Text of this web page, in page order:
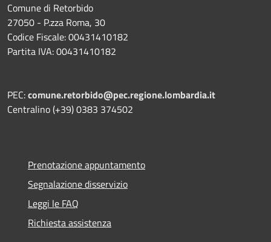
Comune di Retorbido
27050 - P.zza Roma, 30
Codice Fiscale: 00431410182
Partita IVA: 00431410182
PEC:comune.retorbido@pec.regione.lombardia.it
Centralino (+39) 0383 374502
Prenotazione appuntamento
Segnalazione disservizio
Leggi le FAQ
Richiesta assistenza